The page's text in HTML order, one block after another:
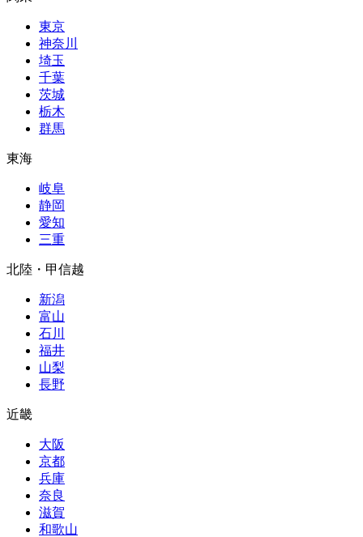
東京
神奈川
埼玉
千葉
茨城
栃木
群馬
東海
岐阜
静岡
愛知
三重
北陸・甲信越
新潟
富山
石川
福井
山梨
長野
近畿
大阪
京都
兵庫
奈良
滋賀
和歌山